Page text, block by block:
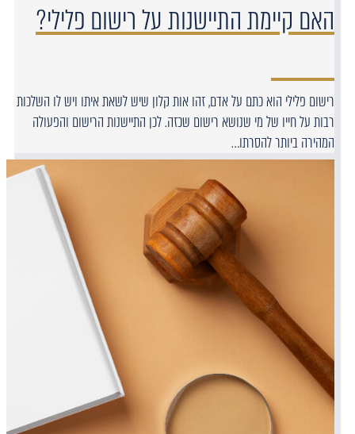
האם קיימת התיישנות על רישום פלילי?
רישום פלילי הוא כתם על אדם, זהו אות קלון שיש לשאת איתו ויש לו השלכות
רבות על חייו של מי שנושא רישום שכזה. לכן התיישנות הרישום והפעולה
המהירה ביותר להסרתו…